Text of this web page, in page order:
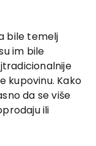
bile temelj
im bile
kupovinu. Kako
da se više
ili